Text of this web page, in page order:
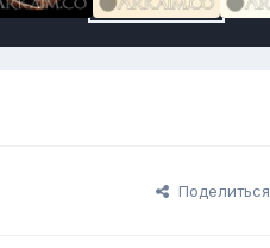
Поделиться